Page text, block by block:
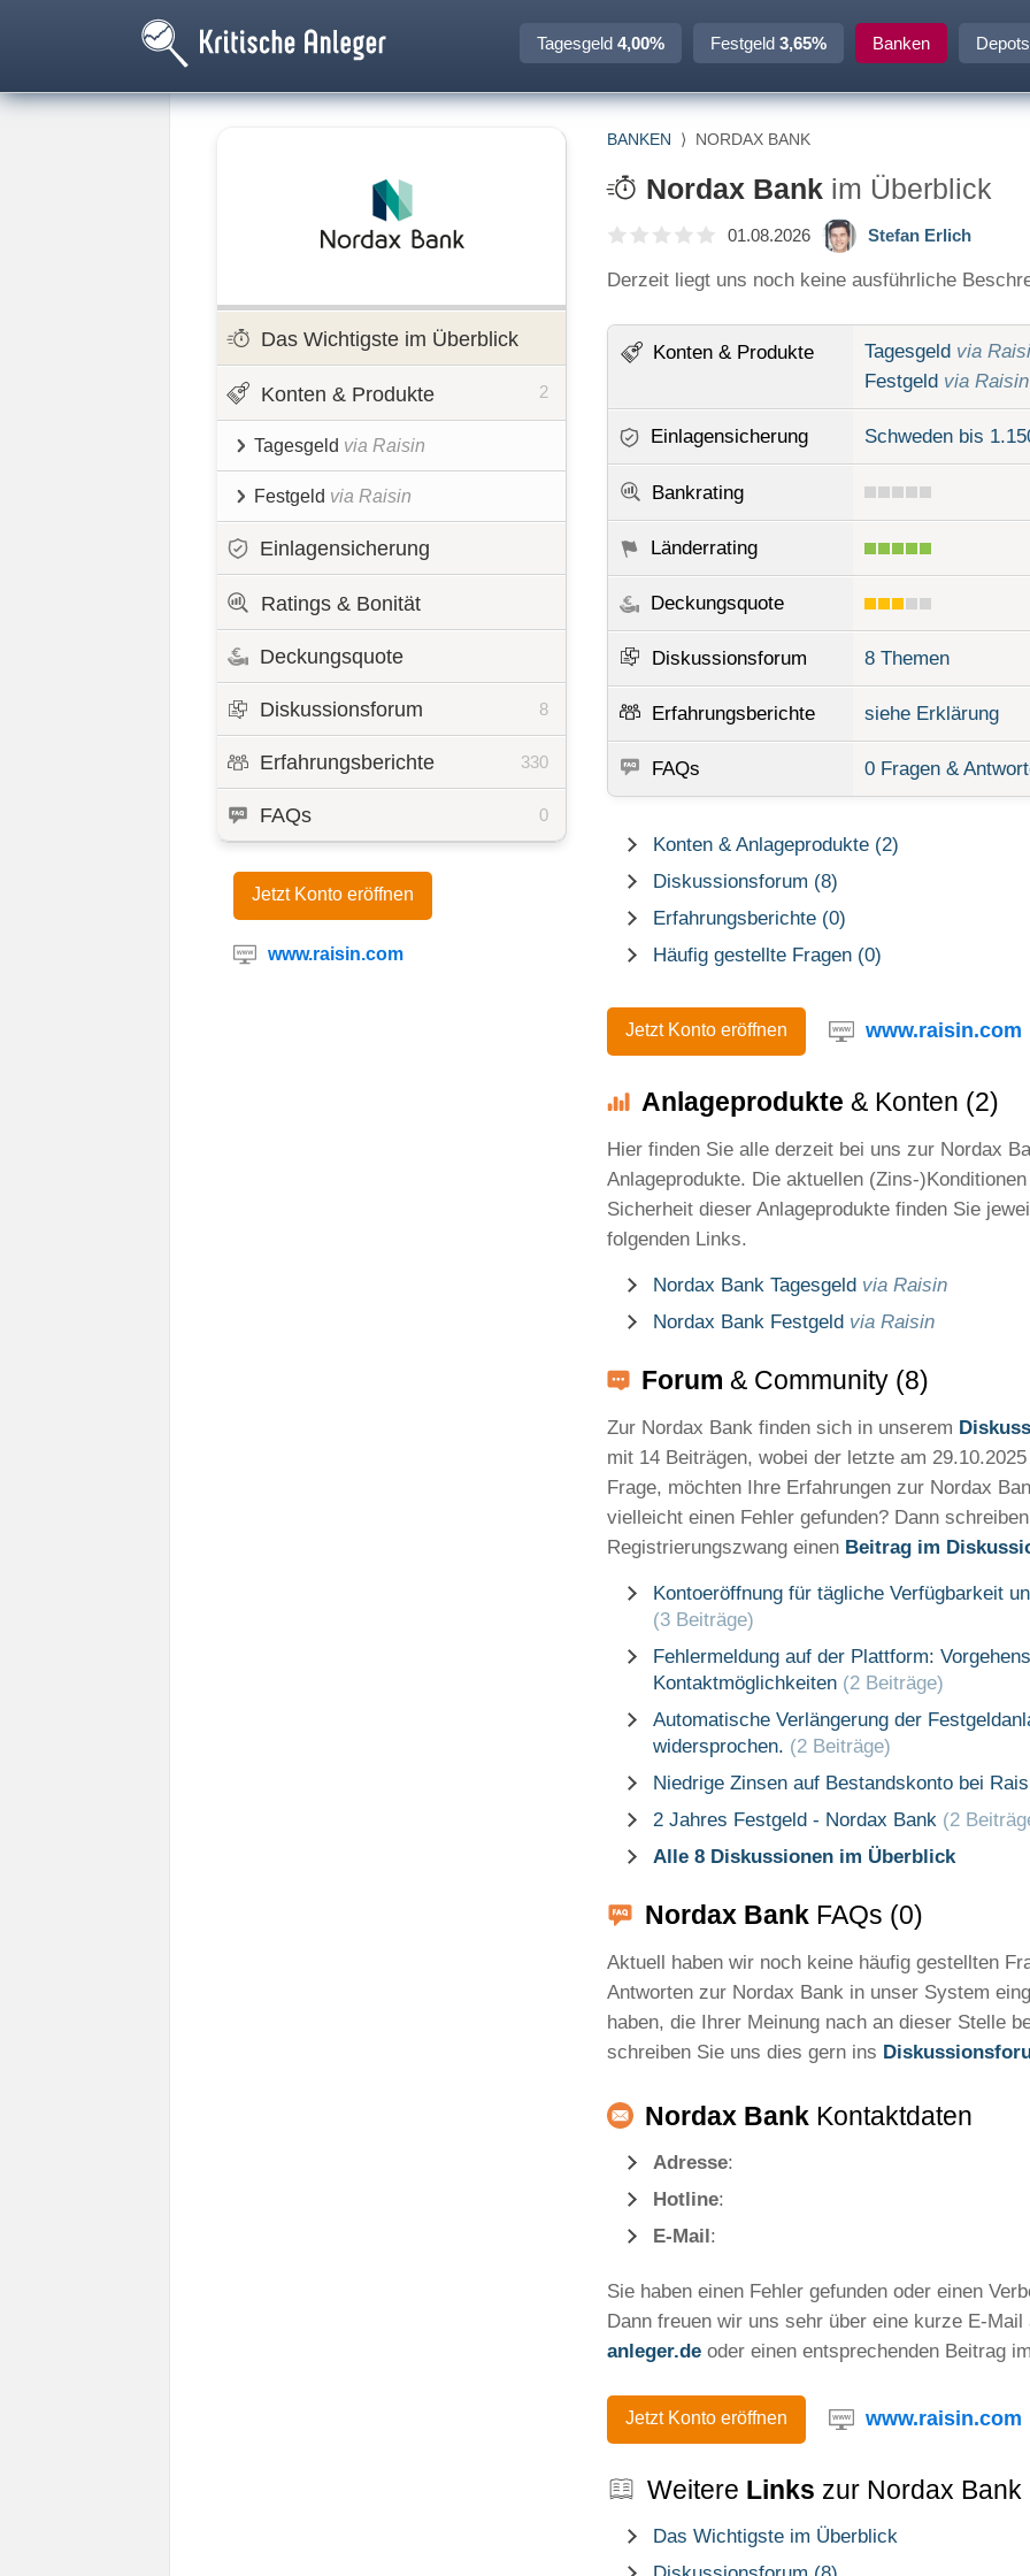
Tagesgeld 4,00% Festgeld 3,65% Banken Depots
Das Wichtigste im Überblick
Konten & Produkte 2
Tagesgeld via Raisin
Festgeld via Raisin
Einlagensicherung
Ratings & Bonität
Deckungsquote
Diskussionsforum 8
Erfahrungsberichte 330
FAQs 0
Jetzt Konto eröffnen
www.raisin.com
BANKEN ⟩ NORDAX BANK
Nordax Bank im Überblick
01.08.2026 Stefan Erlich
Derzeit liegt uns noch keine ausführliche
Konten & Produkte Tagesgeld via
Festgeld via Raisin
Einlagensicherung Schweden bis
Bankrating
Länderrating
Deckungsquote
Diskussionsforum 8 Themen
Erfahrungsberichte siehe Erklärung
FAQs 0 Fragen &
Konten & Anlageprodukte (2)
Diskussionsforum (8)
Erfahrungsberichte (0)
Häufig gestellte Fragen (0)
Jetzt Konto eröffnen www.raisin.com
Anlageprodukte & Konten (2)
Hier finden Sie alle derzeit bei uns zur Nordax
Anlageprodukte. Die aktuellen (Zins-
Sicherheit dieser Anlageprodukte finden Sie
folgenden Links.
Nordax Bank Tagesgeld via Raisin
Nordax Bank Festgeld via Raisin
Forum & Community (8)
Zur Nordax Bank finden sich in unserem
mit 14 Beiträgen, wobei der letzte am
Frage, möchten Ihre Erfahrungen zur Nordax
vielleicht einen Fehler gefunden? Dann
Registrierungszwang einen Beitrag im
Kontoeröffnung für tägliche Verfügbarkeit
(3 Beiträge)
Fehlermeldung auf der Plattform:
Kontaktmöglichkeiten (2 Beiträge)
Automatische Verlängerung der
widersprochen. (2 Beiträge)
Niedrige Zinsen auf Bestandskonto bei
2 Jahres Festgeld - Nordax Bank (2
Alle 8 Diskussionen im Überblick
Nordax Bank FAQs (0)
Aktuell haben wir noch keine häufig gestellten
Antworten zur Nordax Bank in unser System
haben, die Ihrer Meinung nach an dieser Stelle
schreiben Sie uns dies gern ins
Nordax Bank Kontaktdaten
Adresse:
Hotline:
E-Mail:
Sie haben einen Fehler gefunden oder einen
Dann freuen wir uns sehr über eine kurze E-
anleger.de oder einen entsprechenden Beitrag
Jetzt Konto eröffnen www.raisin.com
Weitere Links zur Nordax Bank
Das Wichtigste im Überblick